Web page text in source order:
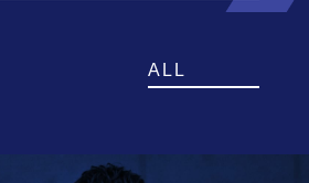
ALL